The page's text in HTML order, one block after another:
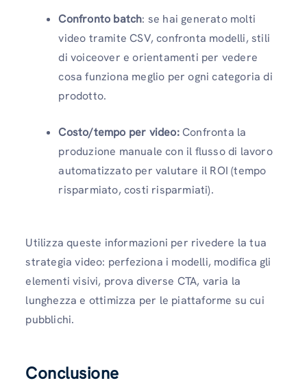
Confronto batch: se hai generato molti
video tramite CSV, confronta modelli, stili
di voiceover e orientamenti per vedere
cosa funziona meglio per ogni categoria di
prodotto.
Costo/tempo per video:Confronta la
produzione manuale con il flusso di lavoro
automatizzato per valutare il ROI (tempo
risparmiato, costi risparmiati).
Utilizza queste informazioni per rivedere la tua
strategia video: perfeziona i modelli, modifica gli
elementi visivi, prova diverse CTA, varia la
lunghezza e ottimizza per le piattaforme su cui
pubblichi.
Conclusione